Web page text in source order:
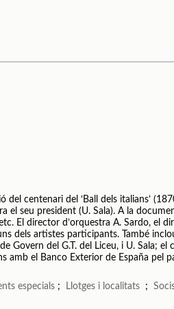
del centenari del ‘Ball dels italians’
el seu president (U. Sala). A la
El director d’orquestra A. Sardo, el
dels artistes participants. També
Govern del G.T. del Liceu, i U. Sala; el
amb el Banco Exterior de España pel
especials ; Llotges i localitats ;